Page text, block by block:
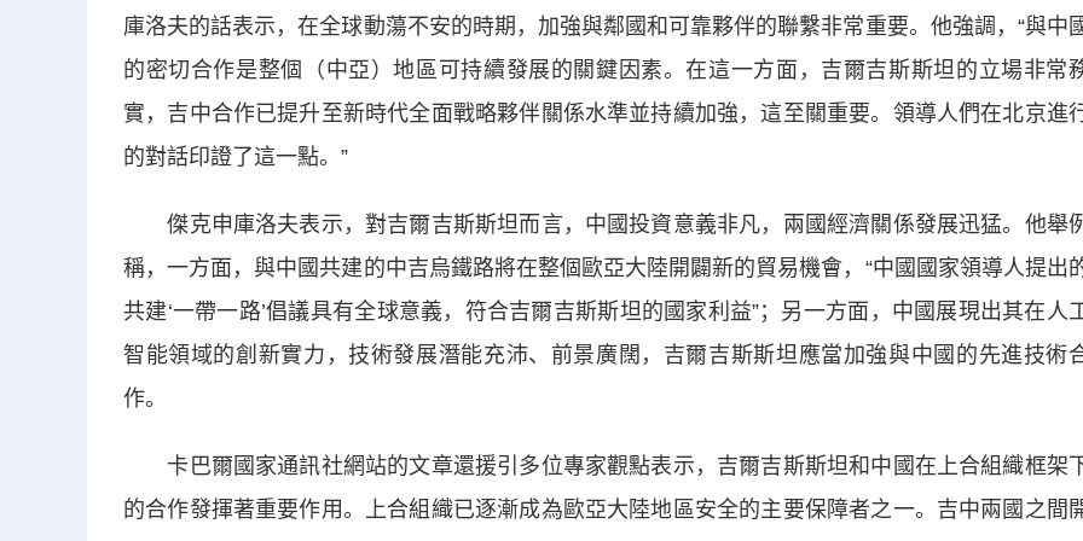
庫洛夫的話表示，在全球動蕩不安的時期，加強與鄰國和可靠夥伴的聯繫非常重要。他強調，“與中
的密切合作是整個（中亞）地區可持續發展的關鍵因素。在這一方面，吉爾吉斯斯坦的立場非常
實，吉中合作已提升至新時代全面戰略夥伴關係水準並持續加強，這至關重要。領導人們在北京進
的對話印證了這一點。”
傑克申庫洛夫表示，對吉爾吉斯斯坦而言，中國投資意義非凡，兩國經濟關係發展迅猛。他舉
稱，一方面，與中國共建的中吉烏鐵路將在整個歐亞大陸開闢新的貿易機會，“中國國家領導人提出
共建‘一帶一路’倡議具有全球意義，符合吉爾吉斯斯坦的國家利益”；另一方面，中國展現出其在人
智能領域的創新實力，技術發展潛能充沛、前景廣闊，吉爾吉斯斯坦應當加強與中國的先進技術
作。
卡巴爾國家通訊社網站的文章還援引多位專家觀點表示，吉爾吉斯斯坦和中國在上合組織框架
的合作發揮著重要作用。上合組織已逐漸成為歐亞大陸地區安全的主要保障者之一。吉中兩國之間